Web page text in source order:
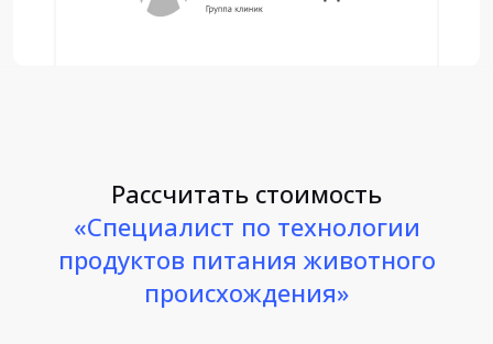
Рассчитать стоимость
«Специалист по технологии
продуктов питания животного
происхождения»